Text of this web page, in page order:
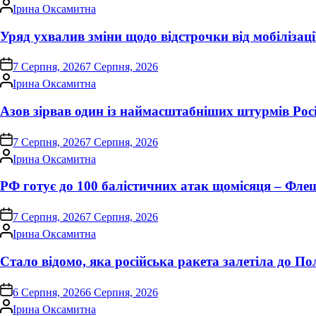
Опубліковано
Ірина Оксамитна
Уряд ухвалив зміни щодо відстрочки від
on 7 Серпня, 20267 Серпня, 2026
Опубліковано
Ірина Оксамитна
Азов зірвав один із наймасштабніших штурмів
on 7 Серпня, 20267 Серпня, 2026
Опубліковано
Ірина Оксамитна
РФ готує до 100 балістичних атак щомісяця –
on 7 Серпня, 20267 Серпня, 2026
Опубліковано
Ірина Оксамитна
Стало відомо, яка російська ракета залетіла до
on6 Серпня, 20266 Серпня, 2026
Опубліковано
Ірина Оксамитна